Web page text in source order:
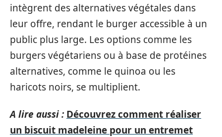
intègrent des alternatives végétales dans
leur offre, rendant le burger accessible à un
public plus large. Les options comme les
burgers végétariens ou à base de protéines
alternatives, comme le quinoa ou les
haricots noirs, se multiplient.
A lire aussi : Découvrez comment réaliser
un biscuit madeleine pour un entremet